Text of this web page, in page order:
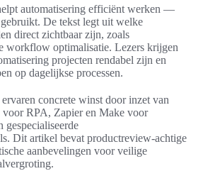
automatisering efficiënt werken —
De tekst legt uit welke
direct zichtbaar zijn, zoals
workflow optimalisatie. Lezers krijgen
projecten rendabel zijn en
op dagelijkse processen.
concrete winst door inzet van
RPA, Zapier en Make voor
Dit artikel bevat productreview-achtige
aanbevelingen voor veilige